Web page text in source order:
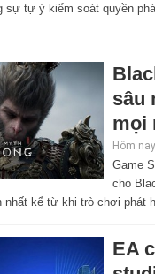
sự tự ý kiểm soát quyền
sâu
mọi
Hôm
Game
cho
kể từ khi trò chơi phát
EA